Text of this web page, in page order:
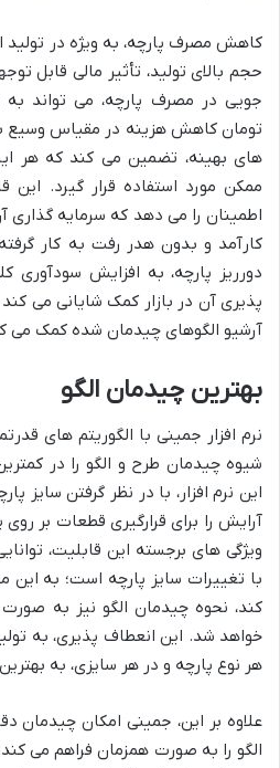
کاهش مصرف پارچه، به ویژه در تولید
حجم بالای تولید، تأثیر مالی قابل
جویی در مصرف پارچه، می تواند به
تومان کاهش هزینه در مقیاس وسیع
های بهینه، تضمین می کند که هر
ممکن مورد استفاده قرار گیرد. این
اطمینان را می دهد که سرمایه گذاری
کارآمد و بدون هدر رفت به کار
دورریز پارچه، به افزایش سودآوری
پذیری آن در بازار کمک شایانی می
آرشیو الگوهای چیدمان شده کمک می
بهترین چیدمان الگو
نرم افزار جمینی با الگوریتم های
شیوه چیدمان طرح و الگو را در
این نرم افزار، با در نظر گرفتن سایز
آرایش را برای قرارگیری قطعات بر
ویژگی های برجسته این قابلیت،
با تغییرات سایز پارچه است؛ به این
کند، نحوه چیدمان الگو نیز به
خواهد شد. این انعطاف پذیری، به
هر نوع پارچه و در هر سایزی، به
علاوه بر این، جمینی امکان چیدمان
الگو را به صورت همزمان فراهم می